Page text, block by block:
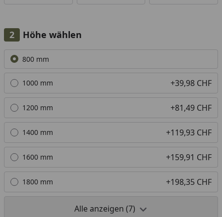
Höhe wählen
Alle anzeigen (7)
800 mm
1000 mm +39,98 CHF
1200 mm +81,49 CHF
1400 mm +119,93 CHF
1600 mm +159,91 CHF
1800 mm +198,35 CHF
Alle anzeigen (7)